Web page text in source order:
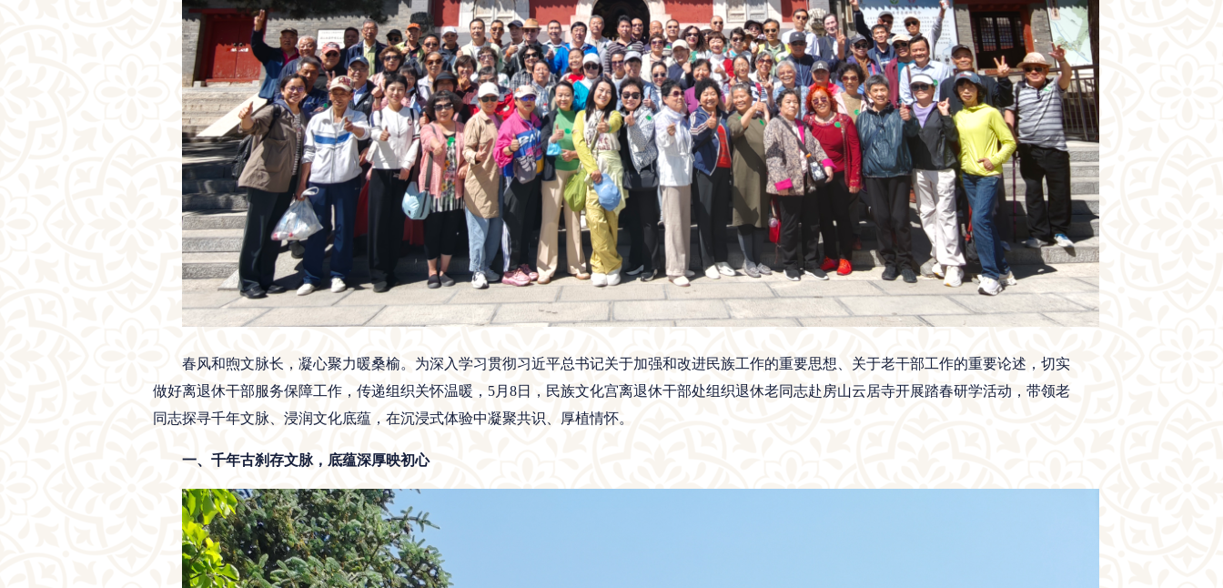
春风和煦文脉长，凝心聚力暖桑榆。为深入学习贯彻习近平总书记关于加强和改进民族工作的重要思想、关于老干部工作的重要论述，切实
做好离退休干部服务保障工作，传递组织关怀温暖，5月8日，民族文化宫离退休干部处组织退休老同志赴房山云居寺开展踏春研学活动，带领老
同志探寻千年文脉、浸润文化底蕴，在沉浸式体验中凝聚共识、厚植情怀。
一、千年古刹存文脉，底蕴深厚映初心